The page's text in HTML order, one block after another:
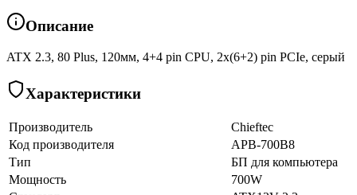
Описание
ATX 2.3, 80 Plus, 120мм, 4+4 pin CPU, 2х(6+2) pin PCIe, серый
Характеристики
Производитель
Chieftec
Код производителя
APB-700B8
Тип
БП для компьютера
Мощность
700W